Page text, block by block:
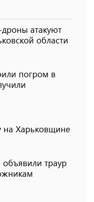
атакуют
области
погром в
на Харьковщине
траур